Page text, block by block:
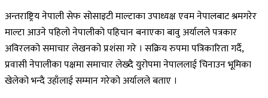
अन्तराष्ट्रिय नेपाली सेफ सोसाइटी माल्टाका उपाध्यक्ष एवम नेपालबाट श्रमगरेर
माल्टा आउने पहिलो नेपालीको पहिचान बनाएका बावु अर्यालले पत्रकार
अविरलको समाचार लेखनको प्रशंसा गरे । सक्रिय रुपमा पत्रिकारिता गर्दै,
प्रवासी नेपालीका पक्षमा समाचार लेख्दै युरोपमा नेपाललाई चिनाउन भूमिका
खेलेको भन्दै उहाँलाई सम्मान गरेको अर्यालले बताए ।